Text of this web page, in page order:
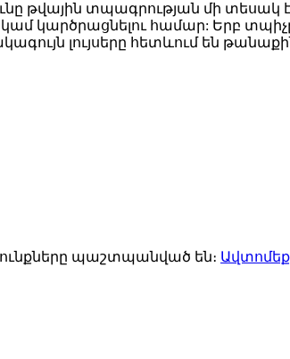
թվային տպագրության մի տեսակ
կարծրացնելու համար: Երբ
լույսերը հետևում են
պաշտպանված են։